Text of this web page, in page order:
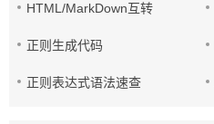
HTML/MarkDown互转
正则生成代码
正则表达式语法速查